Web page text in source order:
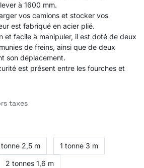
à 1600 mm.
vos camions et stocker vos
est fabriqué en acier plié.
et facile à manipuler, il est doté de deux
de freins, ainsi que de deux
son déplacement.
est présent entre les fourches et
taxes
tonne 2,5 m 1 tonne 3 m
2 tonnes 1,6 m